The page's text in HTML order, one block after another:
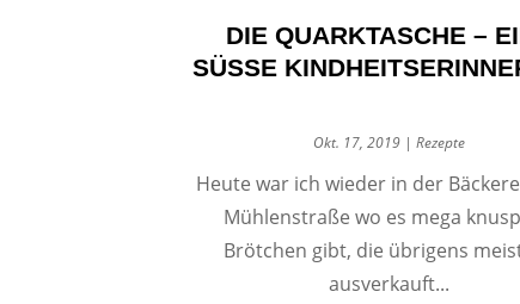
DIE QUARKTASCHE –
SÜSSE
Okt. 17, 2019 |Rezepte
Heute war ich wieder in der
Mühlenstraße wo es mega
Brötchen gibt, die übrigens
ausverkauft...